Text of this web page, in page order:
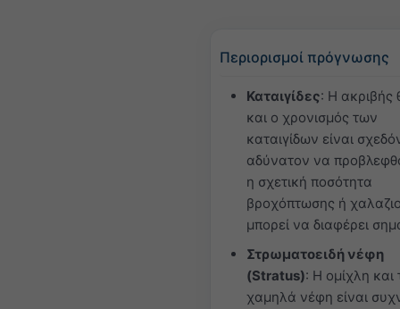
Περιορισμοί πρόγνωσης
Καταιγίδες: Η ακριβής
και ο χρονισμός των
καταιγίδων είναι
αδύνατον να
η σχετική ποσότητα
βροχόπτωσης ή
μπορεί να διαφέρει
Στρωματοειδή νέφη
(Stratus): Η ομίχλη και
χαμηλά νέφη είναι